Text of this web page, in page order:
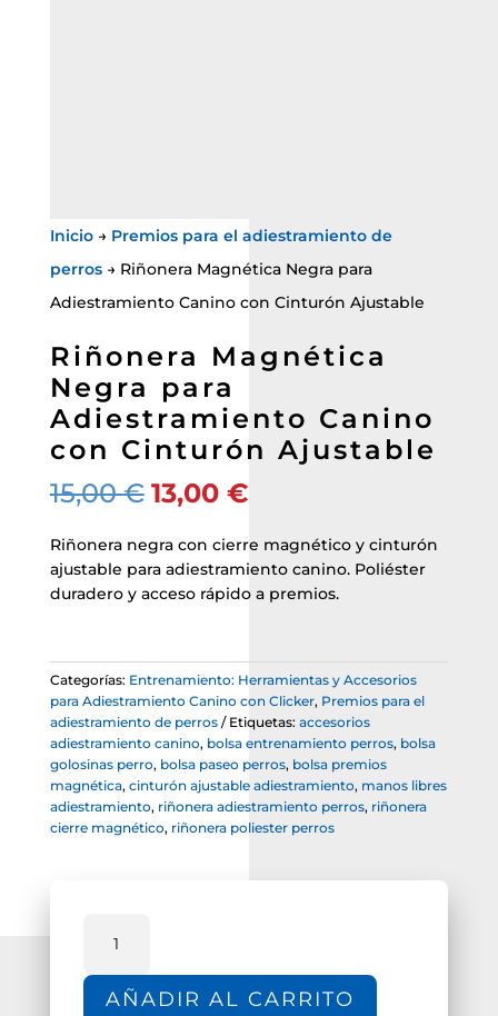
Inicio→ Premios para el adiestramiento de
perros→ Riñonera Magnética Negra para
Adiestramiento Canino con Cinturón Ajustable
Riñonera Magnética
Negra para
Adiestramiento Canino
con Cinturón Ajustable
15,00€ El
original
era:
13,00 €El
actual
es:
Riñonera negra con cierre magnético y cinturón
ajustable para adiestramiento canino. Poliéster
duradero y acceso rápido a premios.
Categorías: Entrenamiento: Herramientas y Accesorios
para Adiestramiento Canino con Clicker, Premios para el
adiestramiento de perros
Etiquetas: accesorios
adiestramiento canino, bolsa entrenamiento perros, bolsa
golosinas perro, bolsa paseo perros, bolsa premios
magnética, cinturón ajustable adiestramiento, manos libres
adiestramiento, riñonera adiestramiento perros, riñonera
cierre magnético, riñonera poliester perros
Negra
AÑADIR AL CARRITO